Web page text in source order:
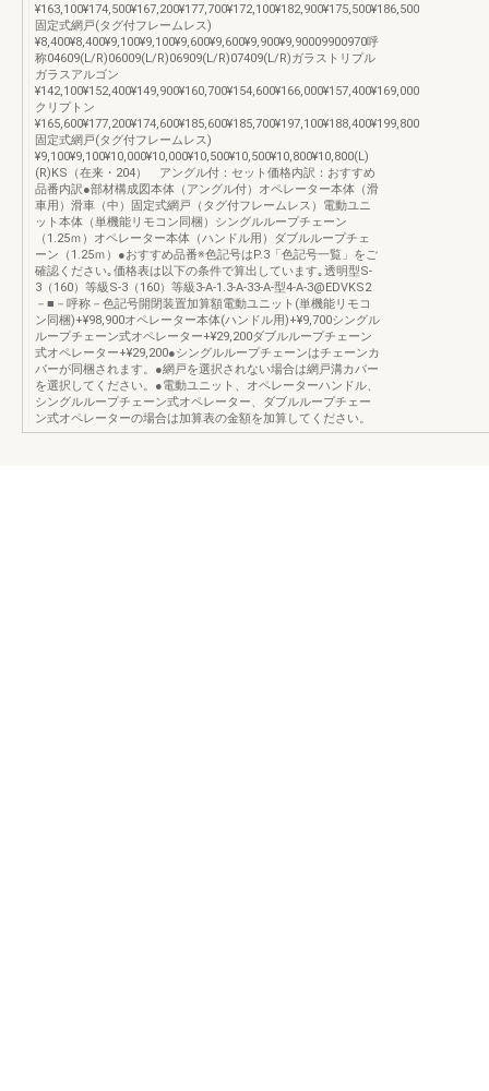
¥163,100¥174,500¥167,200¥177,700¥172,100¥182,900¥175,500¥186,500
固定式網戸(タグ付フレームレス)
¥8,400¥8,400¥9,100¥9,100¥9,600¥9,600¥9,900¥9,90009900970呼
称04609(L/R)06009(L/R)06909(L/R)07409(L/R)ガラストリプル
ガラスアルゴン
¥142,100¥152,400¥149,900¥160,700¥154,600¥166,000¥157,400¥169,000
クリプトン
¥165,600¥177,200¥174,600¥185,600¥185,700¥197,100¥188,400¥199,800
固定式網戸(タグ付フレームレス)
¥9,100¥9,100¥10,000¥10,000¥10,500¥10,500¥10,800¥10,800(L)
(R)KS（在来・204） アングル付：セット価格内訳：おすすめ
品番内訳●部材構成図本体（アングル付）オペレーター本体（滑
車用）滑車（中）固定式網戸（タグ付フレームレス）電動ユニ
ット本体（単機能リモコン同梱）シングルループチェーン
（1.25ｍ）オペレーター本体（ハンドル用）ダブルループチェ
ーン（1.25ｍ）●おすすめ品番※色記号はP.3「色記号一覧」をご
確認ください｡価格表は以下の条件で算出しています｡透明型S-
3（160）等級S-3（160）等級3-A-1.3-A-33-A-型4-A-3@EDVKS2
－■－呼称－色記号開閉装置加算額電動ユニット(単機能リモコ
ン同梱)+¥98,900オペレーター本体(ハンドル用)+¥9,700シングル
ループチェーン式オペレーター+¥29,200ダブルループチェーン
式オペレーター+¥29,200●シングルループチェーンはチェーンカ
バーが同梱されます。●網戸を選択されない場合は網戸溝カバー
を選択してください。●電動ユニット、オペレーターハンドル、
シングルループチェーン式オペレーター、ダブルループチェー
ン式オペレーターの場合は加算表の金額を加算してください。